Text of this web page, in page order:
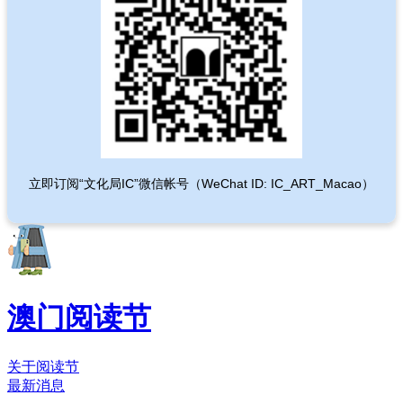
立即订阅“文化局IC”微信帐号（WeChat ID: IC_ART_Macao）
澳门阅读节
关于阅读节
最新消息